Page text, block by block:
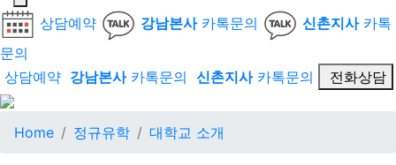
상담예약 강남본사카톡문의 신촌지사카톡
문의
상담예약 강남본사카톡문의 신촌지사카톡문의 전화상담
Home 정규유학 대학교 소개